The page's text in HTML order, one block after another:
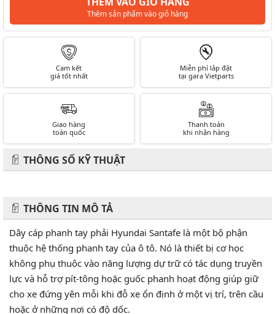
Thêm sản phẩm vào giỏ hàng
Cam kết
giá tốt nhất
Miễn phí lắp đặt
tại gara Vietparts
Giao hàng
toàn quốc
Thanh toán
khi nhận hàng
THÔNG SỐ KỸ THUẬT
THÔNG TIN MÔ TẢ
Dây cáp phanh tay phải Hyundai Santafe là một bộ phận
thuộc hệ thống phanh tay của ô tô. Nó là thiết bị cơ học
không phụ thuộc vào năng lượng dự trữ có tác dụng truyền
lực và hỗ trợ pít-tông hoặc guốc phanh hoạt động giúp giữ
cho xe đứng yên mỗi khi đỗ xe ổn định ở một vị trí, trên cầu
hoặc ở những nơi có độ dốc.